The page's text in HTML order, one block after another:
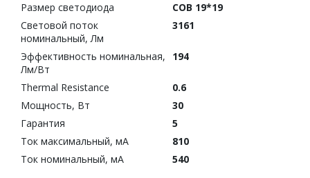
Размер светодиода
COB 19*19
Световой поток
номинальный, Лм
3161
Эффективность номинальная,
Лм/Вт
194
Thermal Resistance
0.6
Мощность, Вт
30
Гарантия
5
Ток максимальный, мА
810
Ток номинальный, мА
540